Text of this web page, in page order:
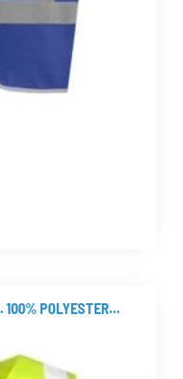
100% POLYESTER...